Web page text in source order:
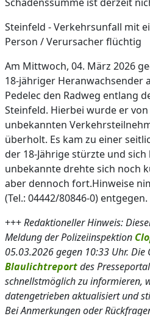
Steinfeld - Verkehrsunfall mit
Person / Verursacher flüchtig
Am Mittwoch, 04. März 2026
18-jähriger Heranwachsender
Pedelec den Radweg entlang
Steinfeld. Hierbei wurde er
unbekannten
überholt. Es kam zu einer
der 18-Jährige stürzte und
unbekannte drehte sich noch
aber dennoch fort.Hinweise
(Tel.: 04442/80846-0) entgegen.
+++Redaktioneller Hinweis:
Meldung der Polizeiinspektion
05.03.2026 gegen 10:33 Uhr.
Blaulichtreportdes
schnellstmöglich zu informieren,
datengetrieben aktualisiert und
Bei Anmerkungen oder